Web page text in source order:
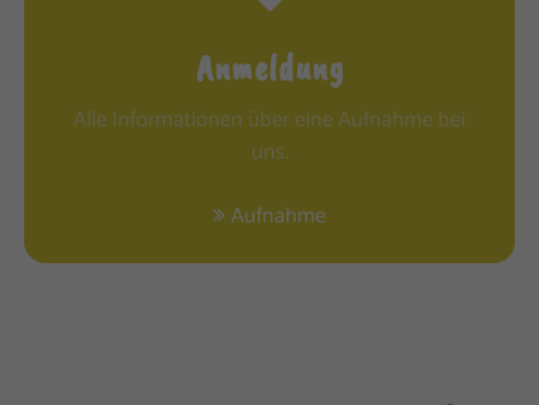
Anmeldung
Alle Informationen über eine Aufnahme bei
uns.
Aufnahme